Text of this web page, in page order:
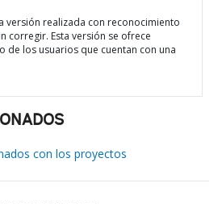
versión realizada con reconocimiento
corregir. Esta versión se ofrece
de los usuarios que cuentan con una
con los proyectos